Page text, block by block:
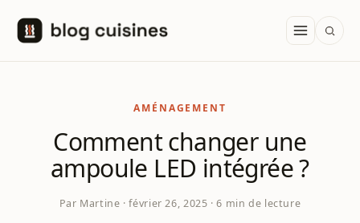
AMÉNAGEMENT
Comment changer une
ampoule LED intégrée ?
Par Martine · février 26, 2025 · 6 min de lecture